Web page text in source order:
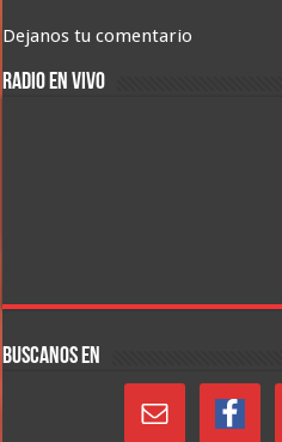
Dejanos tu comentario
RADIO EN VIVO
BUSCANOS EN